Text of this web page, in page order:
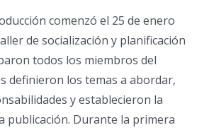
comenzó el 25 de enero
de socialización y planificación
todos los miembros del
definieron los temas a abordar,
y establecieron la
publicación. Durante la primera